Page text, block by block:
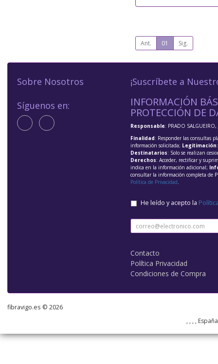
Ant. 01 Sig.
Sobre Nosotros
Síguenos en:
¡Suscríbete a
INFORMACIÓN
PROTECCIÓN DE
Responsable: PRADO SALGUEIRO,
Finalidad: Responder las consultas
información solicitada; Legitimación
Destinatarios: Solo se realizan
Derechos: Acceder, rectificar y
indica en la información adicional;
consultar la información completa de
Política de Privacidad.
He leído y acepto la
Contacto
Política Privacidad
Condiciones de Compra
fibravigo.es © 2026
, , , ,